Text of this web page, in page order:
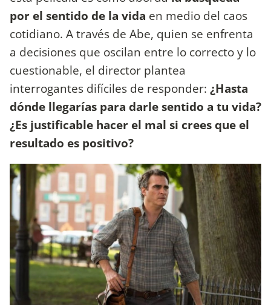
por el sentido de la vida en medio del caos
cotidiano. A través de Abe, quien se enfrenta
a decisiones que oscilan entre lo correcto y lo
cuestionable, el director plantea
interrogantes difíciles de responder: ¿Hasta
dónde llegarías para darle sentido a tu vida?
¿Es justificable hacer el mal si crees que el
resultado es positivo?